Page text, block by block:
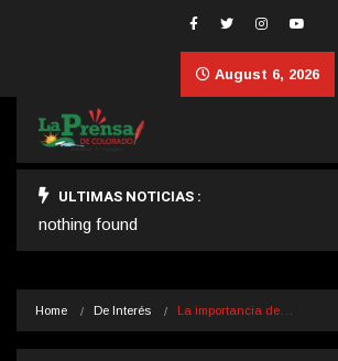
August 6, 2026
ULTIMAS NOTICIAS :
nothing found
Home De Interés La importancia de…